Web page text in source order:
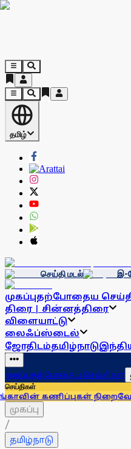
தமிழ்
செய்தி மடல் இ-
முகப்புதற்போதைய
திரை | சின்னத்திரை
விளையாட்டு
லைஃப்ஸ்டைல்
ஜோதிடம்தமிழ்நாடு
முகப்புதற்போதைய செய்திகள்
செய்திகள்
நிறைவேறும் நேரம்
முகப்பு
/
தமிழ்நாடு